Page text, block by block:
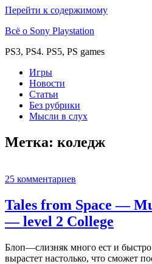
Перейти к содержимому
Всё о Sony Playstation
PS3, PS4. PS5, PS games
Игры
Новости
Статьи
Без рубрики
Мысли в слух
Метка: коледж
25 комментариев
Tales from Space —
— level 2 College
Блоп—слизняк много ест и
вырастет настолько, что сможет